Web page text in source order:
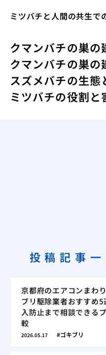
ミツバチと人間の共生で
クマンバチの巣
クマンバチの巣
スズメバチの生態
ミツバチの役割
投稿記事一
京都府のエアコンまわ
ブリ駆除業者おすすめ5
入防止まで相談できる
較
2026.05.17 ゴキブリ